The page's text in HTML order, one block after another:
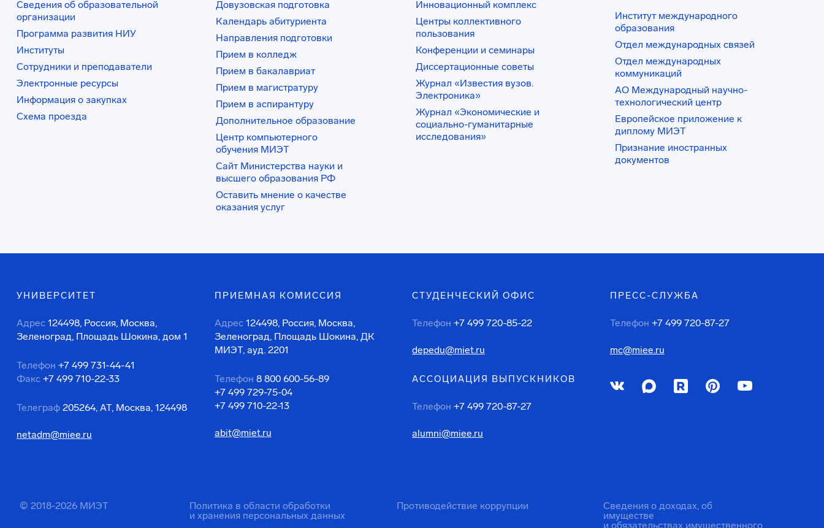
Сведения об образовательной
организации
Программа развития НИУ
Институты
Сотрудники и преподаватели
Электронные ресурсы
Информация о закупках
Схема проезда
Довузовская подготовка
Календарь абитуриента
Направления подготовки
Прием в колледж
Прием в бакалавриат
Прием в магистратуру
Прием в аспирантуру
Дополнительное образование
Центр компьютерного
обучения МИЭТ
Сайт Министерства науки и
высшего образования РФ
Оставить мнение о качестве
оказания услуг
Инновационный комплекс
Центры коллективного
пользования
Конференции и семинары
Диссертационные советы
Журнал «Известия вузов.
Электроника»
Журнал «Экономические и
социально-гуманитарные
исследования»
Институт международного
образования
Отдел международных связей
Отдел международных
коммуникаций
АО Международный научно-
технологический центр
Европейское приложение к
диплому МИЭТ
Признание иностранных
документов
УНИВЕРСИТЕТ
Адрес 124498, Россия, Москва,
Зеленоград, Площадь Шокина, дом 1
Телефон +7 499 731-44-41
Факс +7 499 710-22-33
Телеграф 205264, АТ, Москва, 124498
netadm@miee.ru
ПРИЕМНАЯ КОМИССИЯ
Адрес 124498, Россия, Москва,
Зеленоград, Площадь Шокина, ДК
МИЭТ, ауд. 2201
Телефон 8 800 600-56-89
+7 499 729-75-04
+7 499 710-22-13
abit@miet.ru
СТУДЕНЧЕСКИЙ ОФИС
Телефон +7 499 720-85-22
depedu@miet.ru
АССОЦИАЦИЯ ВЫПУСКНИКОВ
Телефон +7 499 720-87-27
alumni@miee.ru
ПРЕСС-СЛУЖБА
Телефон +7 499 720-87-27
mc@miee.ru
© 2018-2026 МИЭТ
Политика в области обработки
и хранения персональных данных
Противодействие коррупции
Сведения о доходах, об
имуществе
и обязательствах имущественного